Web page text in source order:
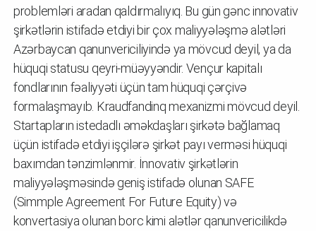
problemləri aradan qaldırmalıyıq. Bu gün gənc innovativ
şirkətlərin istifadə etdiyi bir çox maliyyələşmə alətləri
Azərbaycan qanunvericiliyində ya mövcud deyil, ya da
hüquqi statusu qeyri-müəyyəndir. Vençur kapitalı
fondlarının fəaliyyəti üçün tam hüquqi çərçivə
formalaşmayıb. Kraudfandinq mexanizmi mövcud deyil.
Startapların istedadlı əməkdaşları şirkətə bağlamaq
üçün istifadə etdiyi işçilərə şirkət payı verməsi hüquqi
baxımdan tənzimlənmir. İnnovativ şirkətlərin
maliyyələşməsində geniş istifadə olunan SAFE
(Simmple Agreement For Future Equity) və
konvertasiya olunan borc kimi alətlər qanunvericilikdə